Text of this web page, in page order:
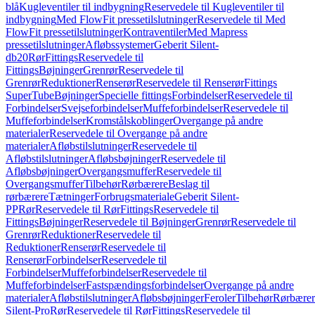
blåKugleventiler til indbygningReservedele til Kugleventiler til
indbygningMed FlowFit pressetilslutningerReservedele til Med
FlowFit pressetilslutningerKontraventilerMed Mapress
pressetilslutningerAfløbssystemerGeberit Silent-
db20RørFittingsReservedele til
FittingsBøjningerGrenrørReservedele til
GrenrørReduktionerRenserørReservedele til RenserørFittings
SuperTubeBøjningerSpecielle fittingsForbindelserReservedele til
ForbindelserSvejseforbindelserMuffeforbindelserReservedele til
MuffeforbindelserKromstålskoblingerOvergange på andre
materialerReservedele til Overgange på andre
materialerAfløbstilslutningerReservedele til
AfløbstilslutningerAfløbsbøjningerReservedele til
AfløbsbøjningerOvergangsmufferReservedele til
OvergangsmufferTilbehørRørbærereBeslag til
rørbærereTætningerForbrugsmaterialeGeberit Silent-
PPRørReservedele til RørFittingsReservedele til
FittingsBøjningerReservedele til BøjningerGrenrørReservedele til
GrenrørReduktionerReservedele til
ReduktionerRenserørReservedele til
RenserørForbindelserReservedele til
ForbindelserMuffeforbindelserReservedele til
MuffeforbindelserFastspændingsforbindelserOvergange på andre
materialerAfløbstilslutningerAfløbsbøjningerFerolerTilbehør
Silent-ProRørReservedele til RørFittingsReservedele til